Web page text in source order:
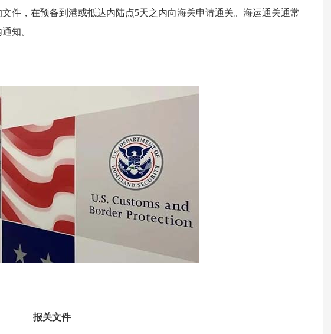
件，在预备到港或抵达内陆点5天之内向海关申请通关。海运通关通常
知。
报关文件